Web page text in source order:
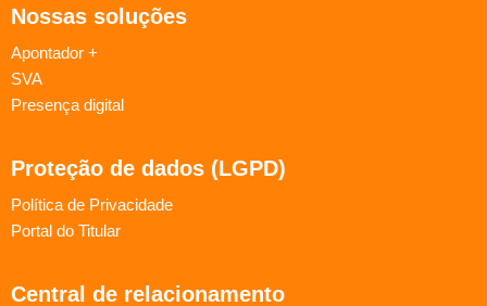
Nossas soluções
Apontador +
SVA
Presença digital
Proteção de dados (LGPD)
Política de Privacidade
Portal do Titular
Central de relacionamento